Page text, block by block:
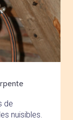
de
nuisibles.